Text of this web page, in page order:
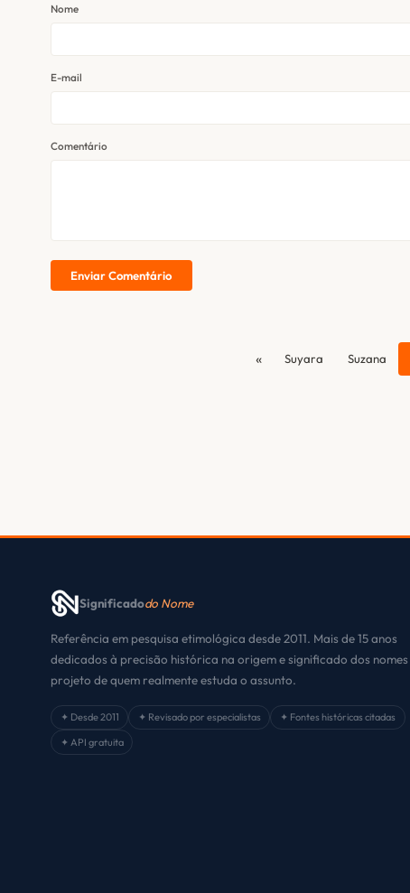
Nome
E-mail
Comentário
Enviar Comentário
« Suyara Suzana
Significadodo Nome
Referência em pesquisa etimológica desde 2011. Mais de 15 anos
dedicados à precisão histórica na origem e significado dos
projeto de quem realmente estuda o assunto.
✦ Desde 2011 ✦ Revisado por especialistas
✦ Fontes históricas citadas
✦ API gratuita